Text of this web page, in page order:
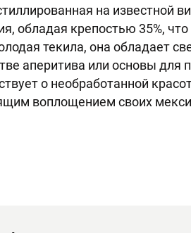
на известной
обладая крепостью 35%,
текила, она обладает
аперитива или основы для
о необработанной
воплощением своих